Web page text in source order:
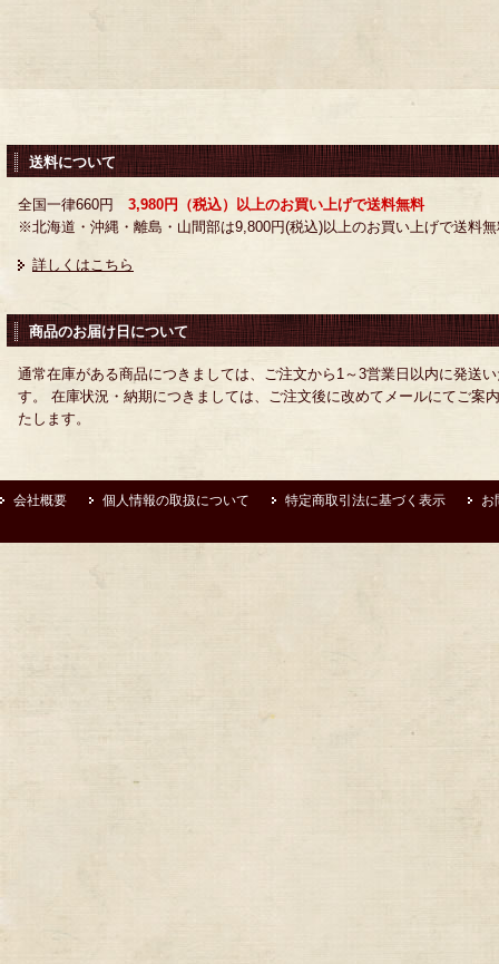
送料について
全国一律660円 3,980円（税込）以上のお買い上げで送料無料
※北海道・沖縄・離島・山間部は9,800円(税込)以上のお買い上げで送料
詳しくはこちら
商品のお届け日について
通常在庫がある商品につきましては、ご注文から1～3営業日以内に発送
す。 在庫状況・納期につきましては、ご注文後に改めてメールにてご案
たします。
会社概要 個人情報の取扱について 特定商取引法に基づく表示 お